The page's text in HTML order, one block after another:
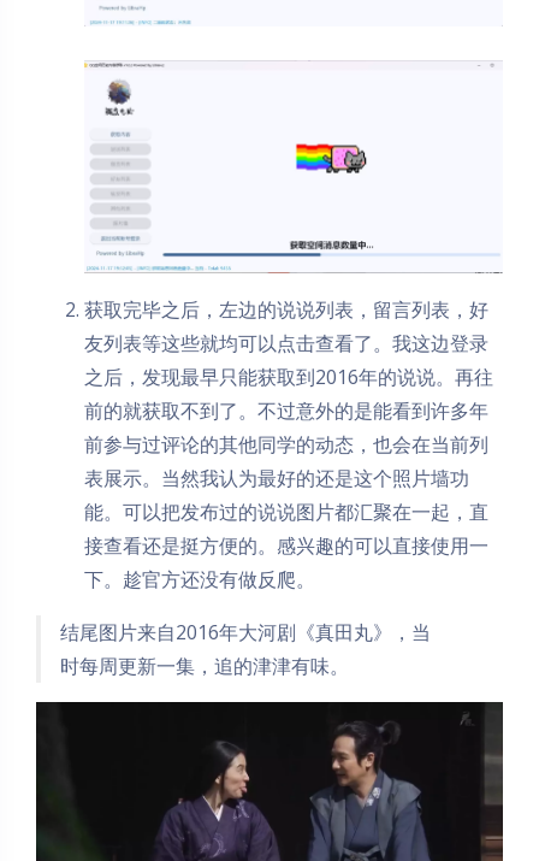
获取完毕之后，左边的说说列表，留言列表，好
友列表等这些就均可以点击查看了。我这边登录
之后，发现最早只能获取到2016年的说说。再往
前的就获取不到了。不过意外的是能看到许多年
前参与过评论的其他同学的动态，也会在当前列
表展示。当然我认为最好的还是这个照片墙功
能。可以把发布过的说说图片都汇聚在一起，直
接查看还是挺方便的。感兴趣的可以直接使用一
下。趁官方还没有做反爬。
结尾图片来自2016年大河剧《真田丸》，当
时每周更新一集，追的津津有味。